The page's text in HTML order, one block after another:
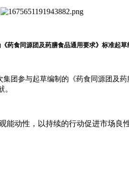
《药食同源团及药膳食品通用要求》标准起草
团参与起草编制的《药食同源团及药
动性，以持续的行动促进市场良